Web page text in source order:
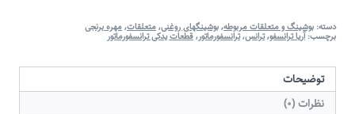
دسته: بوشینگ و متعلقات مربوطه,بوشینگهای روغنی,متعلقات,مهره برنجی
برچسب:آریا ترانسفو,ترانس,ترانسفورماتور,قطعات یدکی ترانسفورماتور
توضیحات
نظرات (0)